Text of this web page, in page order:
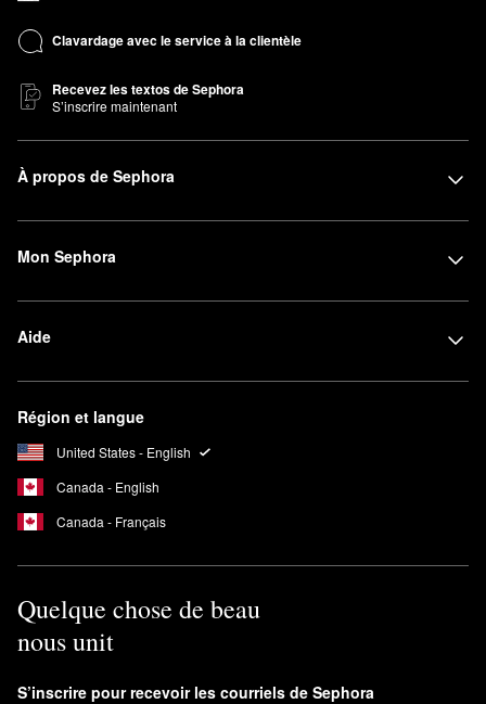
Clavardage avec le service à la clientèle
Recevez les textos de Sephora
S’inscrire maintenant
À propos de Sephora
Mon Sephora
Aide
Région et langue
United States - English
Canada - English
Canada - Français
Quelque chose de beau
nous unit
S’inscrire pour recevoir les courriels de Sephora